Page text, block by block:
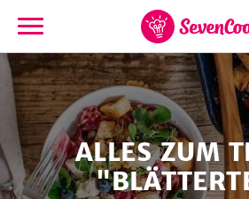
zur
Startseite
ALLES ZUM